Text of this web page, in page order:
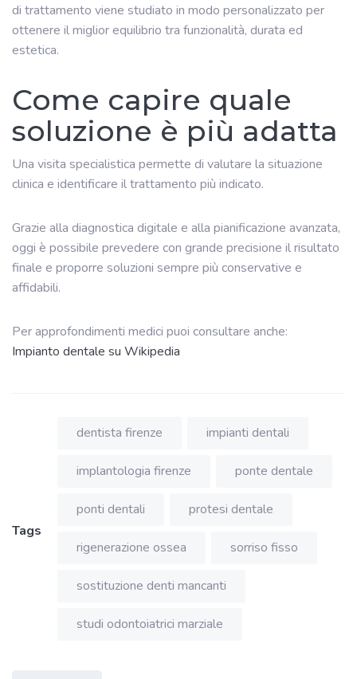
di trattamento viene studiato in modo personalizzato per
ottenere il miglior equilibrio tra funzionalità, durata ed
estetica.
Come capire quale
soluzione è più adatta
Una visita specialistica permette di valutare la situazione
clinica e identificare il trattamento più indicato.
Grazie alla diagnostica digitale e alla pianificazione avanzata,
oggi è possibile prevedere con grande precisione il risultato
finale e proporre soluzioni sempre più conservative e
affidabili.
Per approfondimenti medici puoi consultare anche:
Impianto dentale su Wikipedia
Tags
dentista firenze impianti dentali
implantologia firenze ponte dentale
ponti dentali protesi dentale
rigenerazione ossea sorriso fisso
sostituzione denti mancanti
studi odontoiatrici marziale